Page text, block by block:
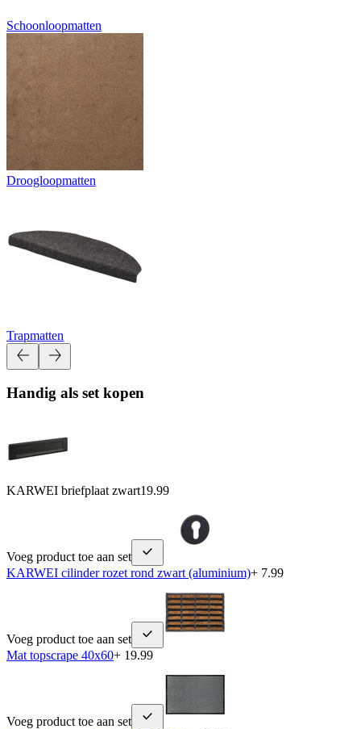
Schoonloopmatten
Droogloopmatten
Trapmatten
Handig als set kopen
KARWEI briefplaat zwart19.99
Voeg product toe aan set
KARWEI cilinder rozet rond zwart (aluminium)+ 7.99
Voeg product toe aan set
Mat topscrape 40x60+ 19.99
Voeg product toe aan set